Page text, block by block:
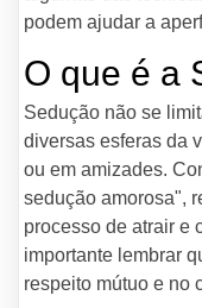
podem ajudar a
O que é a
Sedução não se
diversas esferas da
ou em amizades.
sedução amorosa",
processo de atrair e
importante lembrar
respeito mútuo e no